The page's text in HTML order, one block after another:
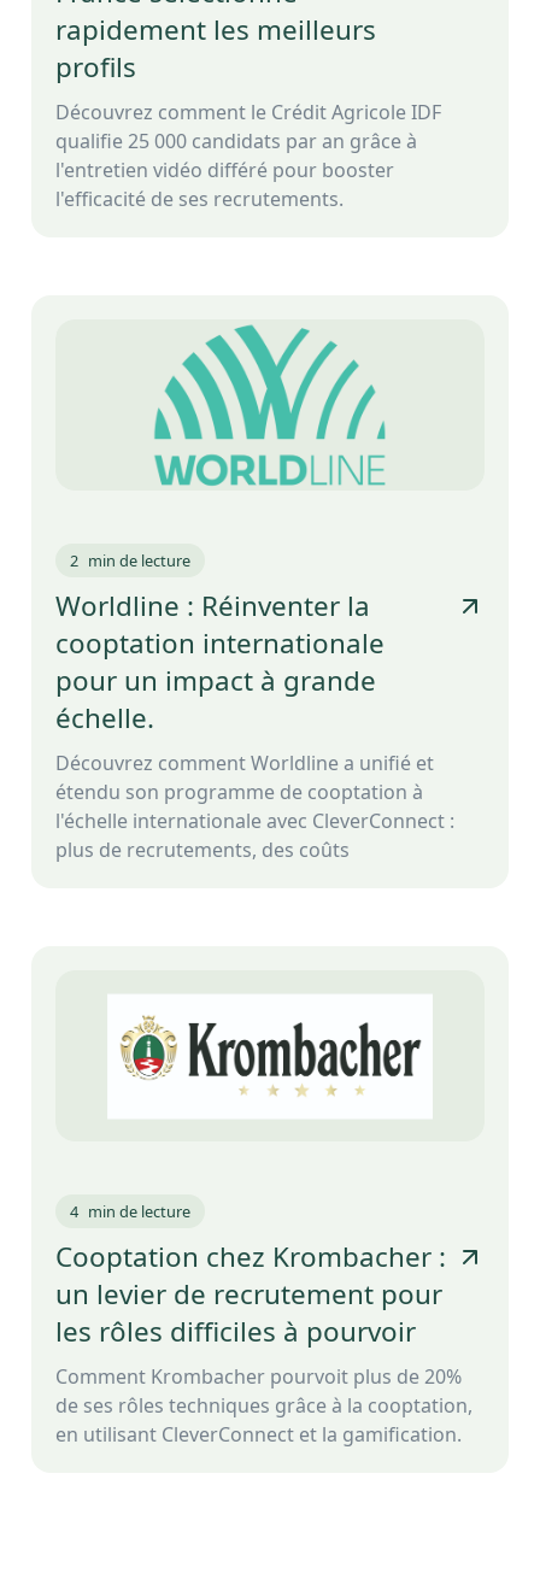
rapidement les meilleurs
profils
Découvrez comment le Crédit Agricole IDF
qualifie 25 000 candidats par an grâce à
l'entretien vidéo différé pour booster
l'efficacité de ses recrutements.
2 min de lecture
Worldline : Réinventer la
cooptation internationale
pour un impact à grande
échelle.
Découvrez comment Worldline a unifié et
étendu son programme de cooptation à
l'échelle internationale avec CleverConnect :
plus de recrutements, des coûts
4 min de lecture
Cooptation chez Krombacher :
un levier de recrutement pour
les rôles difficiles à pourvoir
Comment Krombacher pourvoit plus de 20%
de ses rôles techniques grâce à la cooptation,
en utilisant CleverConnect et la gamification.